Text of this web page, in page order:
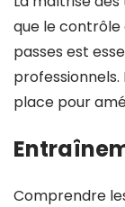
que le contrôle
passes est
place pour
Comprendre